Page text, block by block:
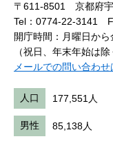
〒611-8501 京都府
Tel：0774-22-3141
開庁時間：月曜日か
（祝日、年末年始は除
メールでの問い合わせ
人口 177,551人
男性 85,138人